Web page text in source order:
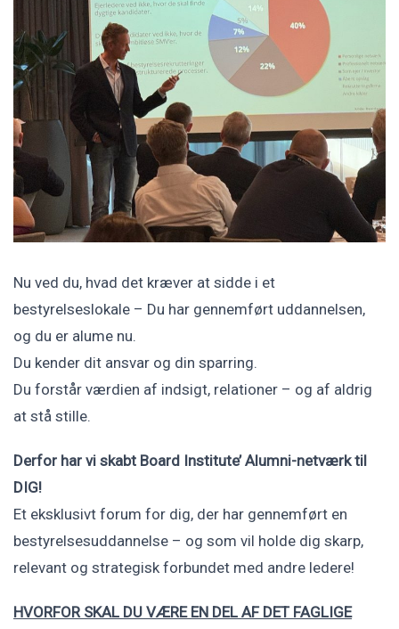
Nu ved du, hvad det kræver at sidde i et
bestyrelseslokale – Du har gennemført uddannelsen,
og du er alume nu.
Du kender dit ansvar og din sparring.
Du forstår værdien af indsigt, relationer – og af aldrig
at stå stille.
Derfor har vi skabt Board Institute’ Alumni-netværk til
DIG!
Et eksklusivt forum for dig, der har gennemført en
bestyrelsesuddannelse – og som vil holde dig skarp,
relevant og strategisk forbundet med andre ledere!
HVORFOR SKAL DU VÆRE EN DEL AF DET FAGLIGE